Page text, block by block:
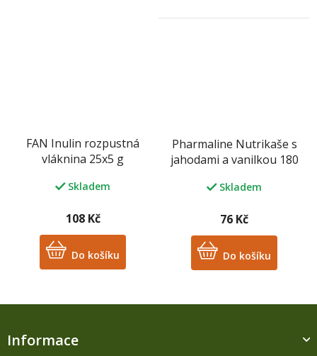
FAN Inulin rozpustná
vláknina 25x5 g
Skladem
108 Kč
Do košíku
Pharmaline Nutrikaše s
jahodami a vanilkou 180
Skladem
76 Kč
Do košíku
Z
Informace